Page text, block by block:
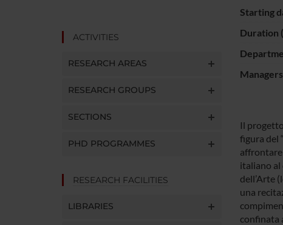
ACTIVITIES
RESEARCH AREAS
RESEARCH GROUPS
SECTIONS
PHD PROGRAMMES
RESEARCH FACILITIES
LIBRARIES
Starting
Duration
Il
figura del
italiano al
dell’Arte
una
confinata